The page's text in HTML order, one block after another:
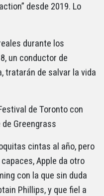
desde 2019. Lo
durante los
un conductor de
tratarán de salvar la vida
de Toronto con
Greengrass
cintas al año, pero
Apple da otro
con la que sin duda
Phillips, y que fiel a